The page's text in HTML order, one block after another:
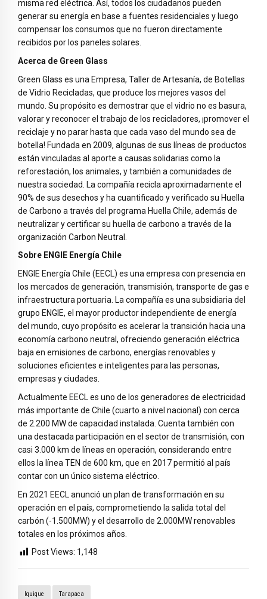
misma red eléctrica. Así, todos los ciudadanos pueden
generar su energía en base a fuentes residenciales y luego
compensar los consumos que no fueron directamente
recibidos por los paneles solares.
Acerca de Green Glass
Green Glass es una Empresa, Taller de Artesanía, de Botellas
de Vidrio Recicladas, que produce los mejores vasos del
mundo. Su propósito es demostrar que el vidrio no es basura,
valorar y reconocer el trabajo de los recicladores, ¡promover el
reciclaje y no parar hasta que cada vaso del mundo sea de
botella! Fundada en 2009, algunas de sus líneas de productos
están vinculadas al aporte a causas solidarias como la
reforestación, los animales, y también a comunidades de
nuestra sociedad. La compañía recicla aproximadamente el
90% de sus desechos y ha cuantificado y verificado su Huella
de Carbono a través del programa Huella Chile, además de
neutralizar y certificar su huella de carbono a través de la
organización Carbon Neutral.
Sobre ENGIE Energía Chile
ENGIE Energía Chile (EECL) es una empresa con presencia en
los mercados de generación, transmisión, transporte de gas e
infraestructura portuaria. La compañía es una subsidiaria del
grupo ENGIE, el mayor productor independiente de energía
del mundo, cuyo propósito es acelerar la transición hacia una
economía carbono neutral, ofreciendo generación eléctrica
baja en emisiones de carbono, energías renovables y
soluciones eficientes e inteligentes para las personas,
empresas y ciudades.
Actualmente EECL es uno de los generadores de electricidad
más importante de Chile (cuarto a nivel nacional) con cerca
de 2.200 MW de capacidad instalada. Cuenta también con
una destacada participación en el sector de transmisión, con
casi 3.000 km de líneas en operación, considerando entre
ellos la línea TEN de 600 km, que en 2017 permitió al país
contar con un único sistema eléctrico.
En 2021 EECL anunció un plan de transformación en su
operación en el país, comprometiendo la salida total del
carbón (-1.500MW) y el desarrollo de 2.000MW renovables
totales en los próximos años.
Post Views: 1,148
Iquique Tarapaca